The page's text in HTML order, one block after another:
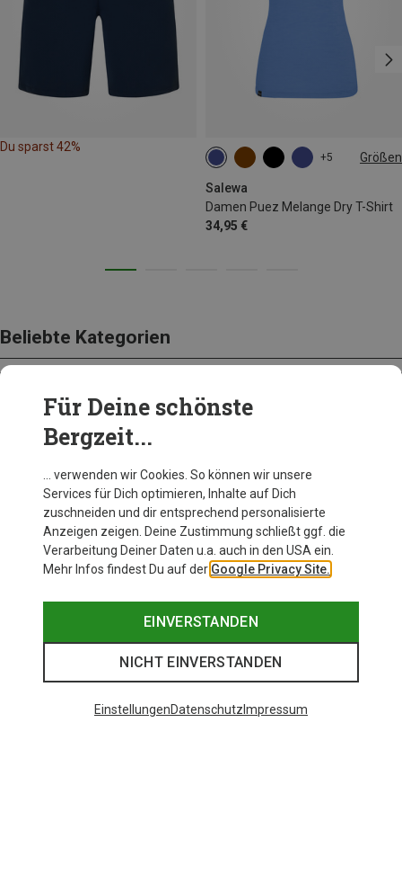
Du sparst 42%
+5 Größen
Salewa
Damen Puez Melange Dry T-Shirt
34,95 €
XS S M
Beliebte Kategorien
BEKLEIDUNG
Für Deine schönste
Bergzeit...
… verwenden wir Cookies. So können wir unsere
Services für Dich optimieren, Inhalte auf Dich
zuschneiden und dir entsprechend personalisierte
Anzeigen zeigen. Deine Zustimmung schließt ggf. die
Verarbeitung Deiner Daten u.a. auch in den USA ein.
Mehr Infos findest Du auf der Google Privacy Site.
EINVERSTANDEN
NICHT EINVERSTANDEN
EinstellungenDatenschutz Impressum